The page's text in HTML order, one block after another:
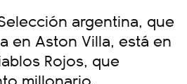
argentina, que
en Aston Villa, está en
Rojos, que
millonario.